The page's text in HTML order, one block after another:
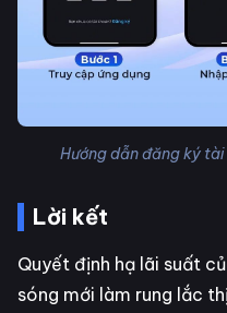
Hướng dẫn đăng ký
Lời kết
Quyết định hạ lãi suất
sóng mới làm rung lắc